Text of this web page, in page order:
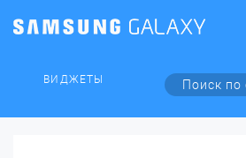
ВИДЖЕТЫ